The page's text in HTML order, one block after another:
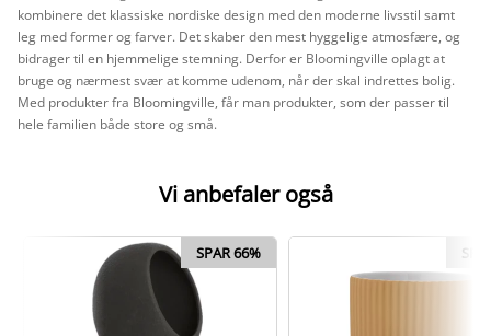
kombinere det klassiske nordiske design med den moderne livsstil samt
leg med former og farver. Det skaber den mest hyggelige atmosfære, og
bidrager til en hjemmelige stemning. Derfor er Bloomingville oplagt at
bruge og nærmest svær at komme udenom, når der skal indrettes bolig.
Med produkter fra Bloomingville, får man produkter, som der passer til
hele familien både store og små.
Vi anbefaler også
SPAR 66%